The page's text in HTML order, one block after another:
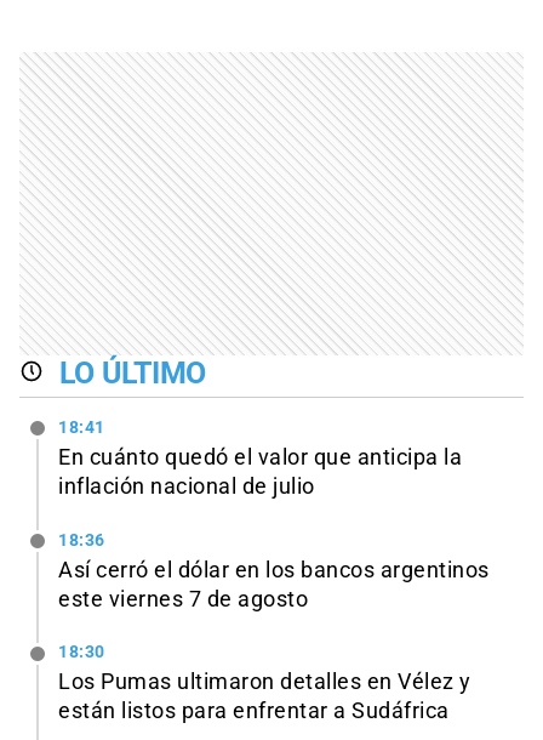
LO ÚLTIMO
18:41
En cuánto quedó el valor que anticipa la
inflación nacional de julio
18:36
Así cerró el dólar en los bancos argentinos
este viernes 7 de agosto
18:30
Los Pumas ultimaron detalles en Vélez y
están listos para enfrentar a Sudáfrica